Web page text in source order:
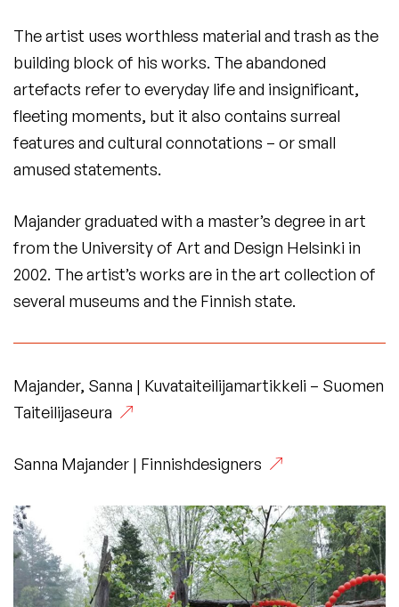
The artist uses worthless material and trash as the
building block of his works. The abandoned
artefacts refer to everyday life and insignificant,
fleeting moments, but it also contains surreal
features and cultural connotations – or small
amused statements.
Majander graduated with a master’s degree in art
from the University of Art and Design Helsinki in
2002. The artist’s works are in the art collection of
several museums and the Finnish state.
Majander, Sanna | Kuvataiteilijamartikkeli – Suomen
Taiteilijaseura (Vieraile
sivustolla.
avautuu
uuteen
välilehteen.)
Sanna Majander | Finnishdesigners (Vieraile
sivustolla.
Linkki
avautuu
uuteen